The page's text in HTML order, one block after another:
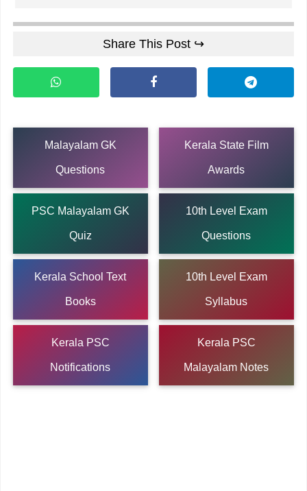
Share This Post ↪
Malayalam GK
Questions
Kerala State Film
Awards
PSC Malayalam GK
Quiz
10th Level Exam
Questions
Kerala School Text
Books
10th Level Exam
Syllabus
Kerala PSC
Notifications
Kerala PSC
Malayalam Notes